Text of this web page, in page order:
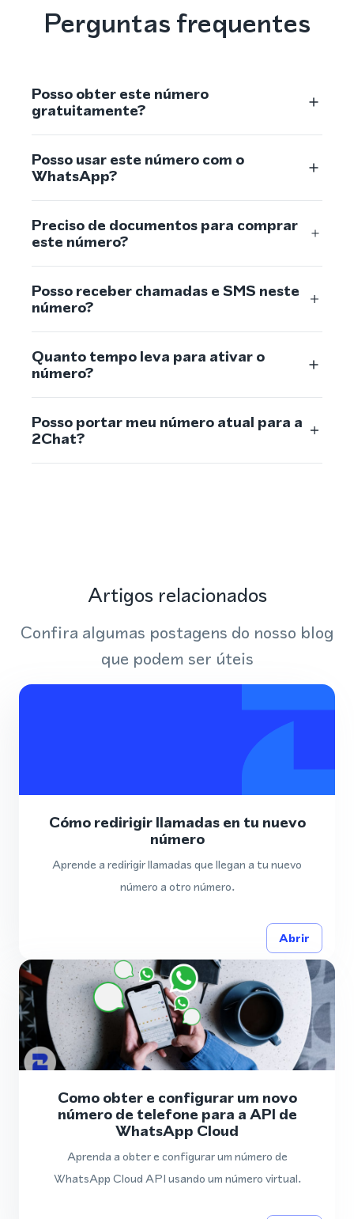
Perguntas frequentes
Posso obter este número
gratuitamente?
Posso usar este número com o
WhatsApp?
Preciso de documentos para comprar
este número?
Posso receber chamadas e SMS neste
número?
Quanto tempo leva para ativar o
número?
Posso portar meu número atual para a
2Chat?
Artigos relacionados
Confira algumas postagens do nosso blog
que podem ser úteis
Cómo redirigir llamadas en tu nuevo
número
Aprende a redirigir llamadas que llegan a tu nuevo
número a otro número.
Abrir
Como obter e configurar um novo
número de telefone para a API de
WhatsApp Cloud
Aprenda a obter e configurar um número de
WhatsApp Cloud API usando um número virtual.